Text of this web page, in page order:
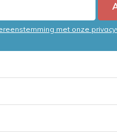
met onze